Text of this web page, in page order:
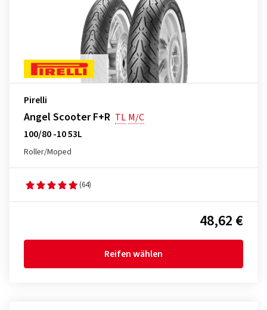
Pirelli
Angel Scooter F+R TL M/C
100/80 -10 53L
Roller/Moped
(64)
48,62 €
Reifen wählen